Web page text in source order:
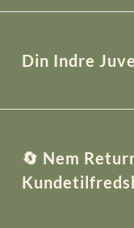
Din Indre
🔄 Nem